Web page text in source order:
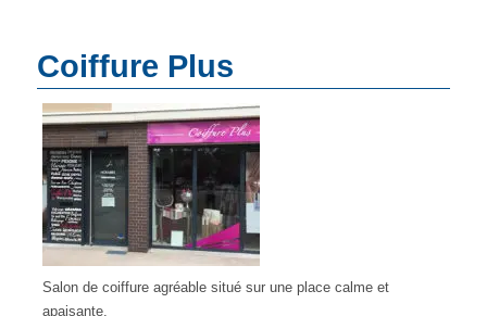
Coiffure Plus
Salon de coiffure agréable situé sur une place calme et
apaisante.